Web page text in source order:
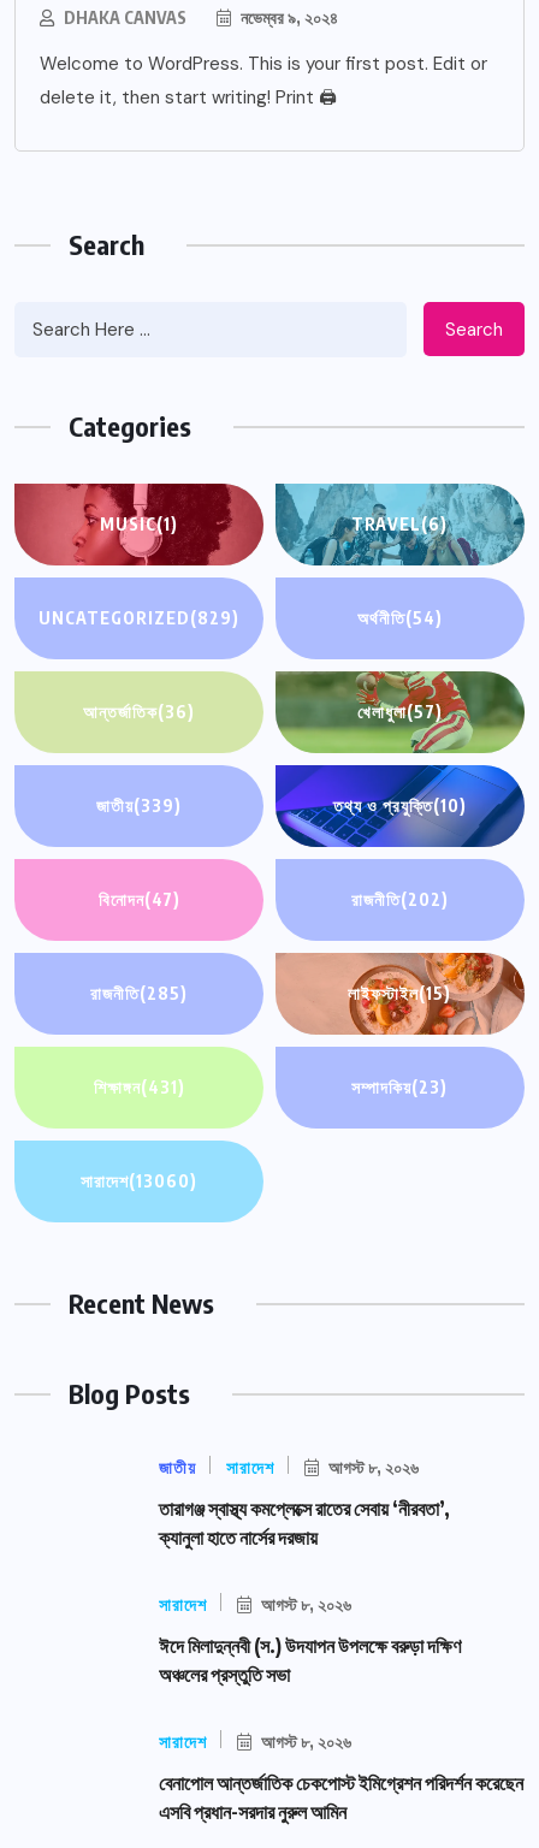
DHAKA CANVAS নভেম্বর ৯, ২০২৪
Welcome to WordPress. This is your first post. Edit or
delete it, then start writing! Print 🖨
Search
Search
Categories
MUSIC(1) TRAVEL(6)
UNCATEGORIZED(829) অর্থনীতি(54)
আন্তর্জাতিক(36) খেলাধুলা(57)
জাতীয়(339) তথ্য ও প্রযুক্তি(10)
বিনোদন(47) রাজনীতি(202)
রাজনীতি(285) লাইফস্টাইল(15)
শিক্ষাঙ্গন(431) সম্পাদকিয়(23)
সারাদেশ(13060)
Recent News
Blog Posts
জাতীয় সারাদেশ আগস্ট ৮, ২০২৬
তারাগঞ্জ স্বাস্থ্য কমপ্লেক্সে রাতের সেবায় ‘নীরবতা’,
ক্যানুলা হাতে নার্সের দরজায়
সারাদেশ আগস্ট ৮, ২০২৬
ঈদে মিলাদুন্নবী (স.) উদযাপন উপলক্ষে বরুড়া দক্ষিণ
অঞ্চলের প্রস্তুতি সভা
সারাদেশ আগস্ট ৮, ২০২৬
বেনাপোল আন্তর্জাতিক চেকপোস্ট ইমিগ্রেশন পরিদর্শন করেছেন
এসবি প্রধান-সরদার নুরুল আমিন